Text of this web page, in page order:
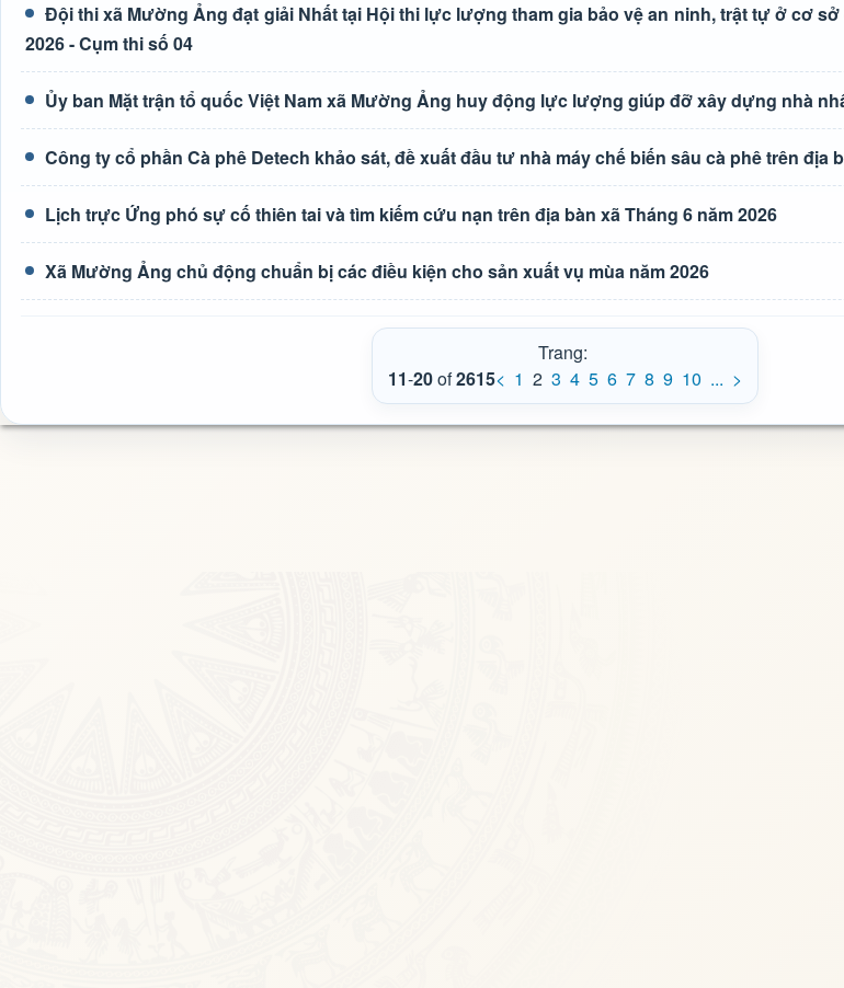
Đội thi xã Mường Ảng đạt giải Nhất tại Hội thi lực lượng tham gia bảo vệ an ninh, trật tự ở cơ
2026 - Cụm thi số 04
Ủy ban Mặt trận tổ quốc Việt Nam xã Mường Ảng huy động lực lượng giúp đỡ xây dựng nhà
Công ty cổ phần Cà phê Detech khảo sát, đề xuất đầu tư nhà máy chế biến sâu cà phê trên địa
Lịch trực Ứng phó sự cố thiên tai và tìm kiếm cứu nạn trên địa bàn xã Tháng 6 năm 2026
Xã Mường Ảng chủ động chuẩn bị các điều kiện cho sản xuất vụ mùa năm 2026
Trang:
11-20of2615< 1 2 3 4 5 6 7 8 9 10 ... >